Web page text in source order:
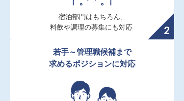
宿泊部門はもちろん、
料飲や調理の募集にも対応
若手～管理職候補まで
求めるポジションに対応